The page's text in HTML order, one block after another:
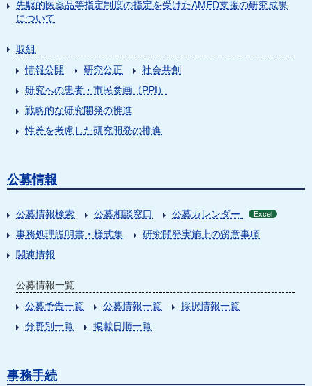
先駆的医薬品等指定制度の指定を受けたAMED支援の研究成果
について
取組
情報公開
研究公正
社会共創
研究への患者・市民参画（PPI）
戦略的な研究開発の推進
性差を考慮した研究開発の推進
公募情報
公募情報検索 公募相談窓口 公募カレンダー Excel
事務処理説明書・様式集
研究開発実施上の留意事項
関連情報
公募情報一覧
公募予告一覧
公募情報一覧
採択情報一覧
分野別一覧
掲載日順一覧
事務手続